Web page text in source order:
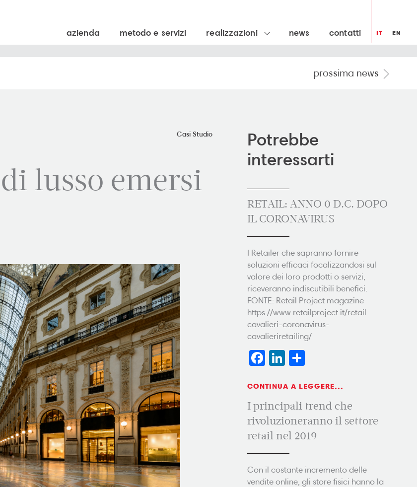
IT EN
azienda metodo e servizi realizzazioni news contatti
prossima news
Casi Studio
lusso emersi
Potrebbe
interessarti
RETAIL: ANNO 0 D.C. DOPO
IL CORONAVIRUS
I Retailer che sapranno fornire
soluzioni efficaci focalizzandosi sul
valore dei loro prodotti o servizi,
riceveranno indiscutibili benefici.
FONTE: Retail Project magazine
https://www.retailproject.it/retail-
cavalieri-coronavirus-
cavalieriretailing/
Facebook
LinkedIn
CONTINUA A LEGGERE...
I principali trend che
rivoluzioneranno il settore
retail nel 2019
Con il costante incremento delle
vendite online, gli store fisici hanno la